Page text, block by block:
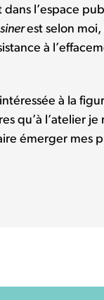
l’espace
est selon
à
à la
qu’à l’atelier
émerger mes